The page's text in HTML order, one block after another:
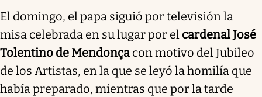
El domingo, el papa siguió por televisión la
misa celebrada en su lugar por el cardenal José
Tolentino de Mendonçacon motivo del Jubileo
de los Artistas, en la que se leyó la homilía que
había preparado, mientras que por la tarde